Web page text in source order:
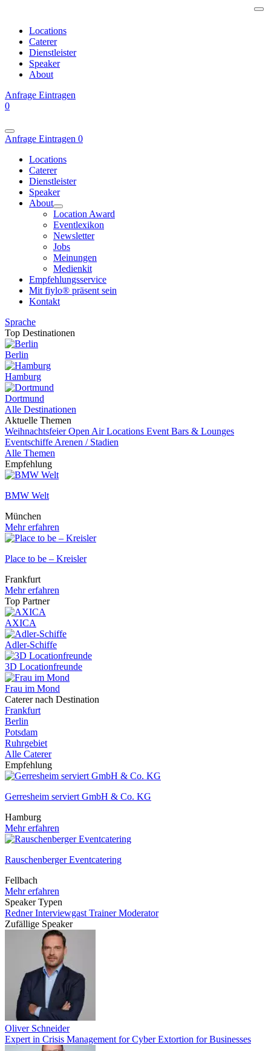
Locations
Caterer
Dienstleister
Speaker
About
Anfrage Eintragen
0
Anfrage Eintragen 0
Locations
Caterer
Dienstleister
Speaker
About
Location Award
Eventlexikon
Newsletter
Jobs
Meinungen
Medienkit
Empfehlungsservice
Mit fiylo® präsent sein
Kontakt
Sprache
Top Destinationen
Berlin
Hamburg
Dortmund
Alle Destinationen
Aktuelle Themen
WeihnachtsfeierOpen Air Locations Event Bars & Lounges
Eventschiffe Arenen / Stadien
Alle Themen
Empfehlung
BMW Welt
München
Mehr erfahren
Place to be – Kreisler
Frankfurt
Mehr erfahren
Top Partner
AXICA
Adler-Schiffe
3D Locationfreunde
Frau im Mond
Caterer nach Destination
Frankfurt
Berlin
Potsdam
Ruhrgebiet
Alle Caterer
Empfehlung
Gerresheim serviert GmbH & Co. KG
Hamburg
Mehr erfahren
Rauschenberger Eventcatering
Fellbach
Mehr erfahren
Speaker Typen
RednerInterviewgast TrainerModerator
Zufällige Speaker
Oliver Schneider
Expert in Crisis Management for Cyber Extortion for Businesses